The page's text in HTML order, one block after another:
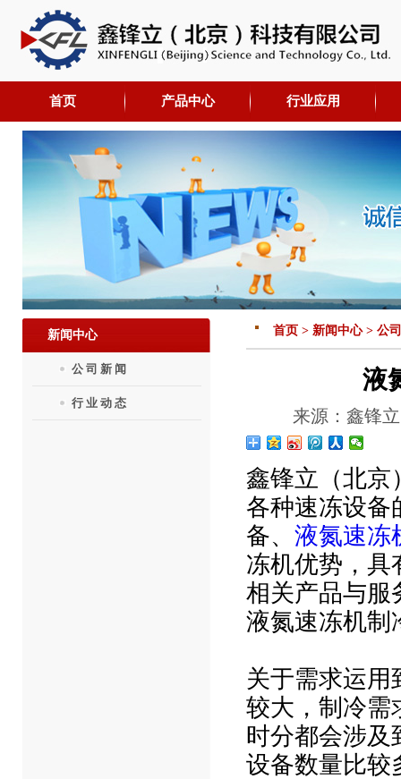
首页 产品中心 行业应用
首页 > 新闻中心 > 公
液
来源：鑫锋
鑫锋立（北京
各种速冻设备
备、 液氮速冻
冻机优势，具
相关产品与服
液氮速冻机制
关于需求运用
较大，制冷需
时分都会涉及
设备数量比较
新闻中心
公司新闻
行业动态